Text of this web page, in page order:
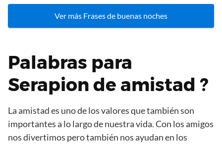
Ver más Frases de buenas noches
Palabras para
Serapion de amistad ?
La amistad es uno de los valores que también son
importantes a lo largo de nuestra vida. Con los amigos
nos divertimos pero también nos ayudan en los